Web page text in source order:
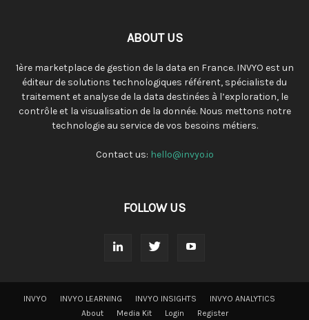
ABOUT US
1ère marketplace de gestion de la data en France. INVYO est un
éditeur de solutions technologiques référent, spécialiste du
traitement et analyse de la data destinées à l’exploration, le
contrôle et la visualisation de la donnée. Nous mettons notre
technologie au service de vos besoins métiers.
Contact us: hello@invyo.io
FOLLOW US
INVYO INVYO LEARNING INVYO INSIGHTS
INVYO ANALYTICS
About
Media Kit Login Register